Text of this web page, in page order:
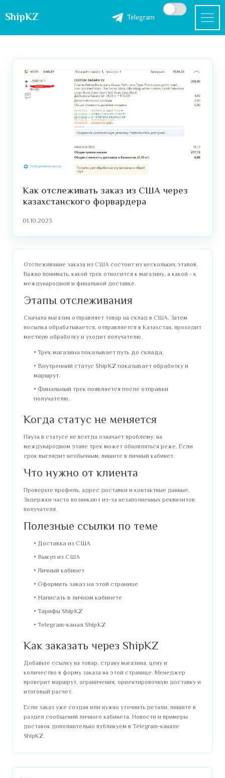
ShipKZ Telegram
Как отслеживать заказ из США через
казахстанского форвардера
01.10.2023
Отслеживание заказа из США состоит из нескольких этапов.
Важно понимать, какой трек относится к магазину, а какой - к
международной и финальной доставке.
Этапы отслеживания
Сначала магазин отправляет товар на склад в США. Затем
посылка обрабатывается, отправляется в Казахстан, проходит
местную обработку и уходит получателю.
Трек магазина показывает путь до склада.
Внутренний статус ShipKZ показывает обработку и
маршрут.
Финальный трек появляется после отправки
получателю.
Когда статус не меняется
Пауза в статусе не всегда означает проблему: на
международном этапе трек может обновляться реже. Если
срок выглядит необычным, пишите в личный кабинет.
Что нужно от клиента
Проверьте профиль, адрес доставки и контактные данные.
Задержки часто возникают из-за незаполненных реквизитов
получателя.
Полезные ссылки по теме
Доставка из США
Выкуп из США
Личный кабинет
Оформить заказ на этой странице
Написать в личном кабинете
Тарифы ShipKZ
Telegram-канал ShipKZ
Как заказать через ShipKZ
Добавьте ссылку на товар, страну магазина, цену и
количество в форму заказа на этой странице. Менеджер
проверит маршрут, ограничения, ориентировочную доставку и
итоговый расчет.
Если заказ уже создан или нужно уточнить детали, пишите в
раздел сообщений личного кабинета. Новости и примеры
доставок дополнительно публикуем в Telegram-канале
ShipKZ.